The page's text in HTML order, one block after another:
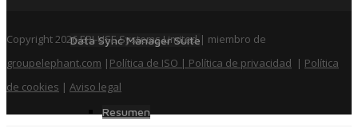
Data Sync Manager Suite
Resumen
Copyright 2026 EPI-USE Systems Limited | miembro de
groupelephant.com | Política de ISO | Política de privacidad | Política
de cookies | Aviso legal